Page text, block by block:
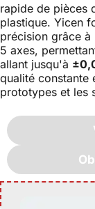
rapide de pièces
plastique. Yicen
précision grâce
5 axes,
allant jusqu'à
qualité constante
prototypes et les